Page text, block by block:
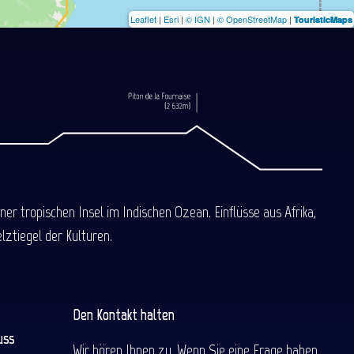
Leaflet | Esri | © IGN | © OpenStreetMap | TouristicMaps
tropischen Insel im Indischen Ozean. Einflüsse aus Afrika,
der Kulturen.
Den Kontakt halten
Wir hören Ihnen zu. Wenn Sie eine Frage haben